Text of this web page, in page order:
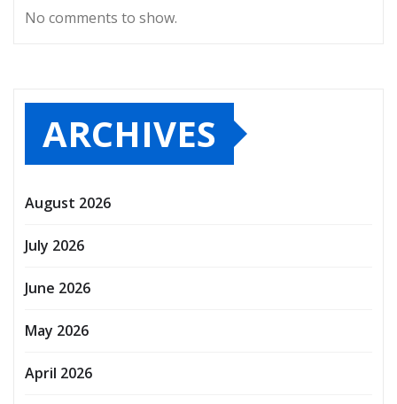
No comments to show.
ARCHIVES
August 2026
July 2026
June 2026
May 2026
April 2026